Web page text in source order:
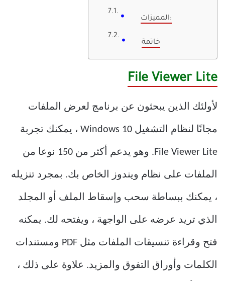
المميزات:
خاتمة
File Viewer Lite
لأولئك الذين يبحثون عن برنامج لعرض الملفات
مجانًا لنظام التشغيل Windows 10 ، يمكنك تجربة
File Viewer Lite. وهو يدعم أكثر من 150 نوعا من
الملفات على نظام ويندوز الخاص بك. بمجرد تنزيله
، يمكنك ببساطة سحب وإسقاط الملف أو المجلد
الذي تريد عرضه على الواجهة ، ويفتحه لك. يمكنه
فتح وقراءة تنسيقات الملفات مثل PDF ومستندات
الكلمات وأوراق التفوق والمزيد. علاوة على ذلك ،